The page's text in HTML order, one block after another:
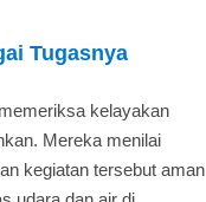
Tugasnya
kelayakan
Mereka menilai
kegiatan tersebut aman